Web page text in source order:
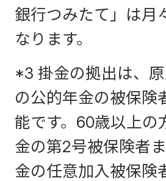
銀行つみたて」は月
なります。
*3 掛金の拠出は、
の公的年金の被保険
能です。60歳以上の
金の第2号被保険者
金の任意加入被保険